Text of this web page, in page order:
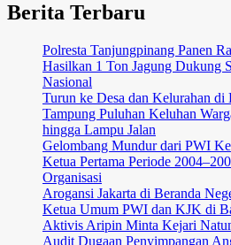
Berita Terbaru
Polresta Tanjungpinang Panen
Hasilkan 1 Ton Jagung Dukung
Nasional
Turun ke Desa dan Kelurahan
Tampung Puluhan Keluhan
hingga Lampu Jalan
Gelombang Mundur dari PWI
Ketua Pertama Periode
Organisasi
Arogansi Jakarta di Beranda
Ketua Umum PWI dan KJK di
Aktivis Aripin Minta Kejari
Audit Dugaan Penyimpangan